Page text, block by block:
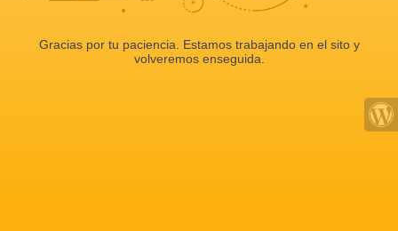
Gracias por tu paciencia. Estamos trabajando en el sito y
volveremos enseguida.